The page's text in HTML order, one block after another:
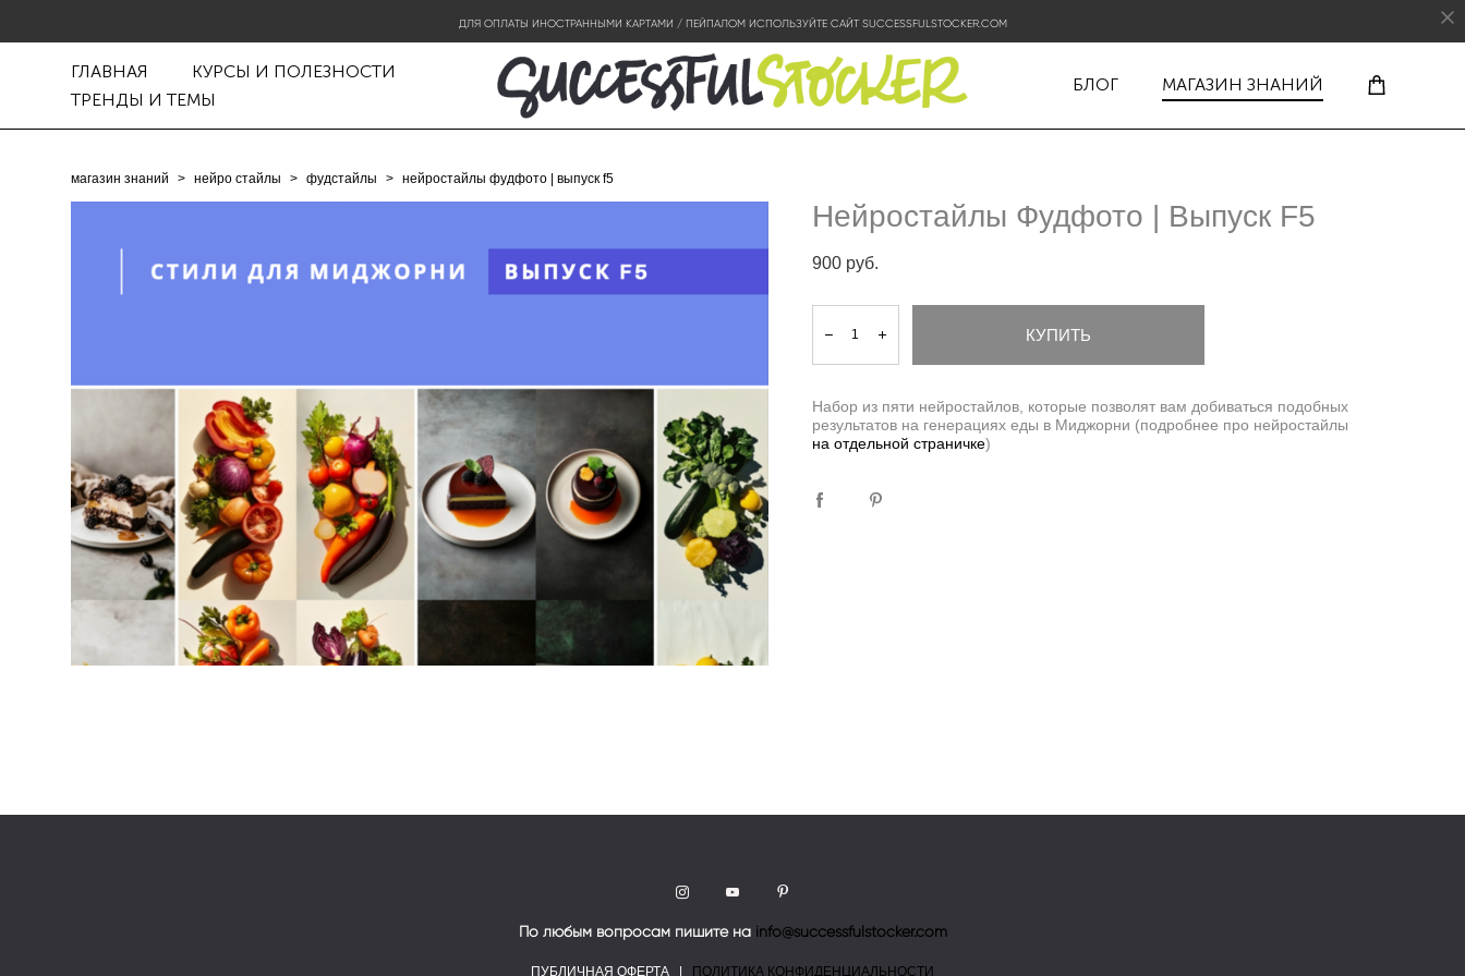
ДЛЯ ОПЛАТЫ ИНОСТРАННЫМИ КАРТАМИ / ПЕЙПАЛОМ ИСПОЛЬЗУЙТЕ САЙТ SUCCESSFULSTOCKER.COM
ГЛАВНАЯ
КУРСЫ И ПОЛЕЗНОСТИ
ТРЕНДЫ И ТЕМЫ
БЛОГ МАГАЗИН ЗНАНИЙ
магазин знаний > нейро стайлы > фудстайлы > нейростайлы фудфото | выпуск f5
Нейростайлы Фудфото | Выпуск F5
900 pуб.
КУПИТЬ
Набор из пяти нейростайлов, которые позволят вам добиваться подобных
результатов на генерациях еды в Миджорни (подробнее про нейростайлы
на отдельной страничке)
По любым вопросам пишите на info@successfulstocker.com
ПУБЛИЧНАЯ ОФЕРТА | ПОЛИТИКА КОНФИДЕНЦИАЛЬНОСТИ